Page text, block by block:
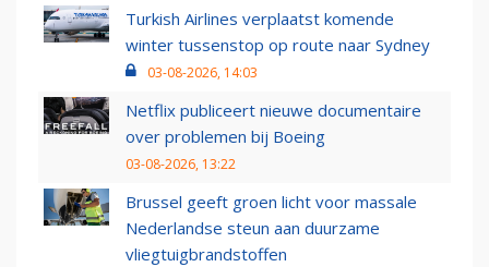
Turkish Airlines verplaatst komende
winter tussenstop op route naar Sydney
03-08-2026, 14:03
Netflix publiceert nieuwe documentaire
over problemen bij Boeing
03-08-2026, 13:22
Brussel geeft groen licht voor massale
Nederlandse steun aan duurzame
vliegtuigbrandstoffen